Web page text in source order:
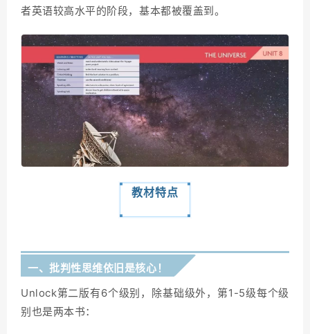
者英语较高水平的阶段，基本都被覆盖到。
教材特点
一、批判性思维依旧是核心！
Unlock第二版有6个级别，除基础级外，第1-5级每个级
别也是两本书：